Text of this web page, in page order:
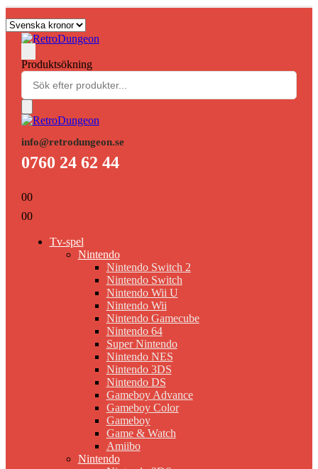
Produktsökning
info@retrodungeon.se
0760 24 62 44
00
00
Tv-spel
Nintendo
Nintendo Switch 2
Nintendo Switch
Nintendo Wii U
Nintendo Wii
Nintendo Gamecube
Nintendo 64
Super Nintendo
Nintendo NES
Nintendo 3DS
Nintendo DS
Gameboy Advance
Gameboy Color
Gameboy
Game & Watch
Amiibo
Nintendo